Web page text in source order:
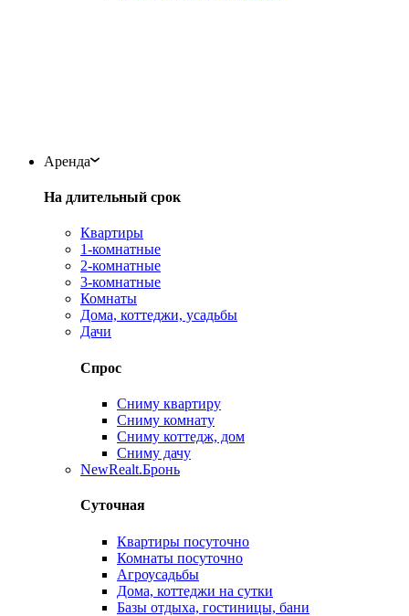
Аренда
На длительный срок
Квартиры
1-комнатные
2-комнатные
3-комнатные
Комнаты
Дома, коттеджи, усадьбы
Дачи
Спрос
Сниму квартиру
Сниму комнату
Сниму коттедж, дом
Сниму дачу
NewRealt.Бронь
Суточная
Квартиры посуточно
Комнаты посуточно
Агроусадьбы
Дома, коттеджи на сутки
Базы отдыха, гостиницы, бани